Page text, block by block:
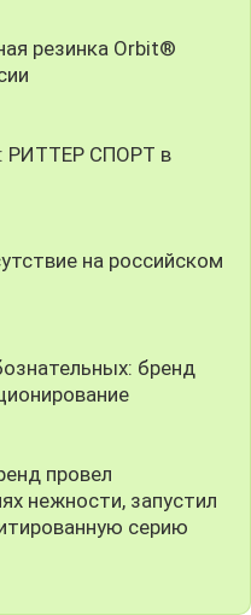
резинка Orbit®
РИТТЕР СПОРТ в
на российском
бренд
провел
нежности, запустил
серию